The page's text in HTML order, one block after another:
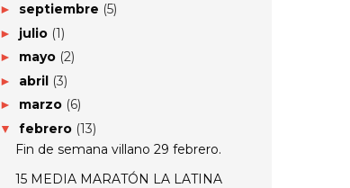
► septiembre (5)
► julio (1)
► mayo (2)
► abril (3)
► marzo (6)
▼ febrero (13)
Fin de semana villano 29 febrero.
15 MEDIA MARATÓN LA LATINA